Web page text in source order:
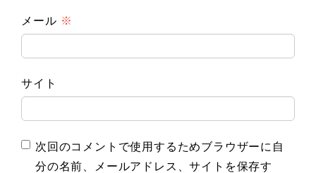
メール ※
サイト
次回のコメントで使用するためブラウザーに自
分の名前、メールアドレス、サイトを保存す